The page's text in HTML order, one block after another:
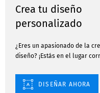
Crea tu diseño
personalizado
¿Eres un apasionado de la
diseño? ¡Estás en el lugar
DISEÑAR AHORA